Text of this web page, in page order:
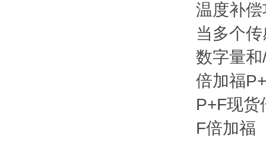
温度补
当多个
数字量
倍加福
P+F现货
F倍加福